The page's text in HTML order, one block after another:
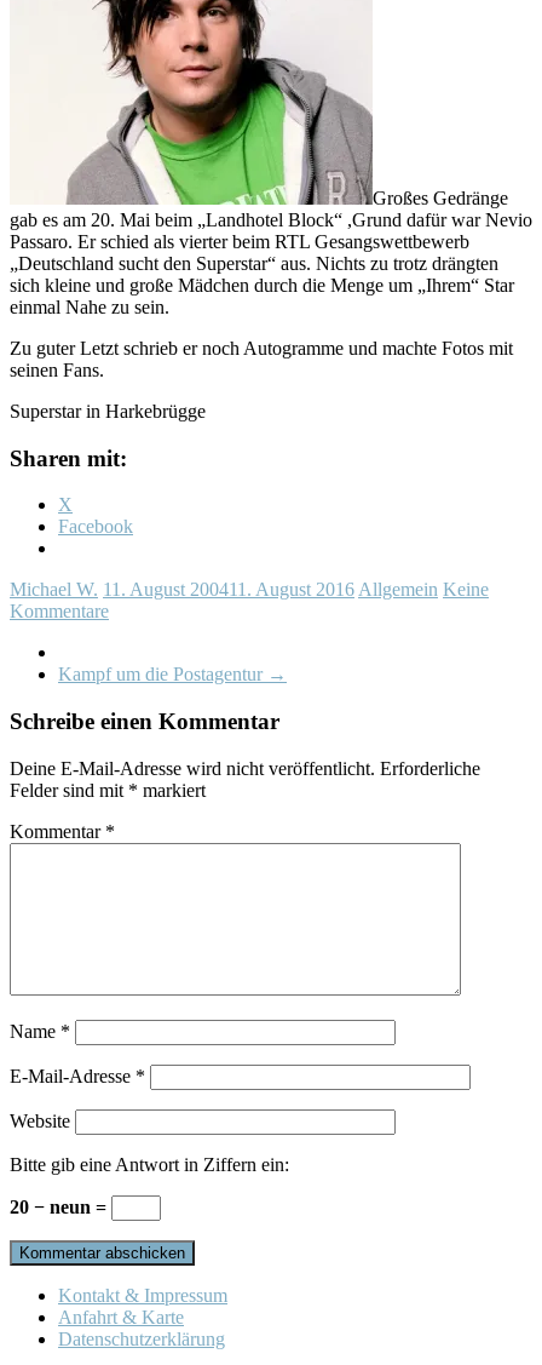
Großes Gedränge
gab es am 20. Mai beim „Landhotel Block“ ,Grund dafür war Nevio
Passaro. Er schied als vierter beim RTL Gesangswettbewerb
„Deutschland sucht den Superstar“ aus. Nichts zu trotz drängten
sich kleine und große Mädchen durch die Menge um „Ihrem“ Star
einmal Nahe zu sein.
Zu guter Letzt schrieb er noch Autogramme und machte Fotos mit
seinen Fans.
Superstar in Harkebrügge
Sharen mit:
X
Facebook
Michael W. 11. August 200411. August 2016 Allgemein Keine
Kommentare
Kampf um die Postagentur →
Schreibe einen Kommentar
Deine E-Mail-Adresse wird nicht veröffentlicht. Erforderliche
Felder sind mit * markiert
Kommentar *
Name *
E-Mail-Adresse *
Website
Bitte gib eine Antwort in Ziffern ein:
20 − neun =
Kontakt & Impressum
Anfahrt & Karte
Datenschutzerklärung